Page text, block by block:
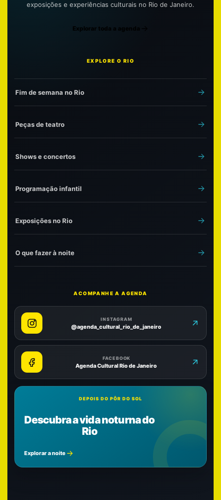
exposições e experiências culturais no Rio de Janeiro.
Explorar toda a agenda
EXPLORE O RIO
Fim de semana no Rio
Peças de teatro
Shows e concertos
Programação infantil
Exposições no Rio
O que fazer à noite
ACOMPANHE A AGENDA
INSTAGRAM
@agenda_cultural_rio_de_janeiro
FACEBOOK
Agenda Cultural Rio de Janeiro
DEPOIS DO PÔR DO SOL
Descubra a vida noturna do
Rio
Explorar a noite